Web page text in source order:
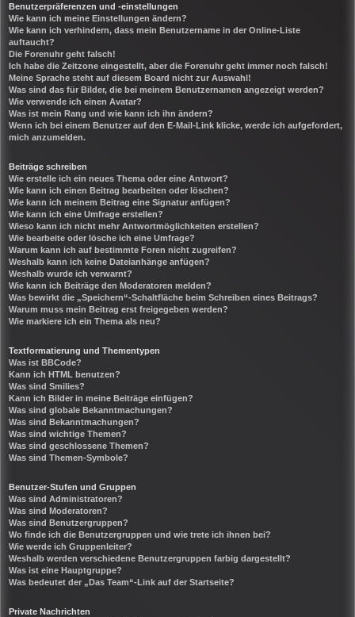
Benutzerpräferenzen und -einstellungen
Wie kann ich meine Einstellungen ändern?
Wie kann ich verhindern, dass mein Benutzername in der Online-Liste
auftaucht?
Die Forenuhr geht falsch!
Ich habe die Zeitzone eingestellt, aber die Forenuhr geht immer noch falsch!
Meine Sprache steht auf diesem Board nicht zur Auswahl!
Was sind das für Bilder, die bei meinem Benutzernamen angezeigt werden?
Wie verwende ich einen Avatar?
Was ist mein Rang und wie kann ich ihn ändern?
Wenn ich bei einem Benutzer auf den E-Mail-Link klicke, werde ich aufgefordert,
mich anzumelden.
Beiträge schreiben
Wie erstelle ich ein neues Thema oder eine Antwort?
Wie kann ich einen Beitrag bearbeiten oder löschen?
Wie kann ich meinem Beitrag eine Signatur anfügen?
Wie kann ich eine Umfrage erstellen?
Wieso kann ich nicht mehr Antwortmöglichkeiten erstellen?
Wie bearbeite oder lösche ich eine Umfrage?
Warum kann ich auf bestimmte Foren nicht zugreifen?
Weshalb kann ich keine Dateianhänge anfügen?
Weshalb wurde ich verwarnt?
Wie kann ich Beiträge den Moderatoren melden?
Was bewirkt die „Speichern“-Schaltfläche beim Schreiben eines Beitrags?
Warum muss mein Beitrag erst freigegeben werden?
Wie markiere ich ein Thema als neu?
Textformatierung und Thementypen
Was ist BBCode?
Kann ich HTML benutzen?
Was sind Smilies?
Kann ich Bilder in meine Beiträge einfügen?
Was sind globale Bekanntmachungen?
Was sind Bekanntmachungen?
Was sind wichtige Themen?
Was sind geschlossene Themen?
Was sind Themen-Symbole?
Benutzer-Stufen und Gruppen
Was sind Administratoren?
Was sind Moderatoren?
Was sind Benutzergruppen?
Wo finde ich die Benutzergruppen und wie trete ich ihnen bei?
Wie werde ich Gruppenleiter?
Weshalb werden verschiedene Benutzergruppen farbig dargestellt?
Was ist eine Hauptgruppe?
Was bedeutet der „Das Team“-Link auf der Startseite?
Private Nachrichten